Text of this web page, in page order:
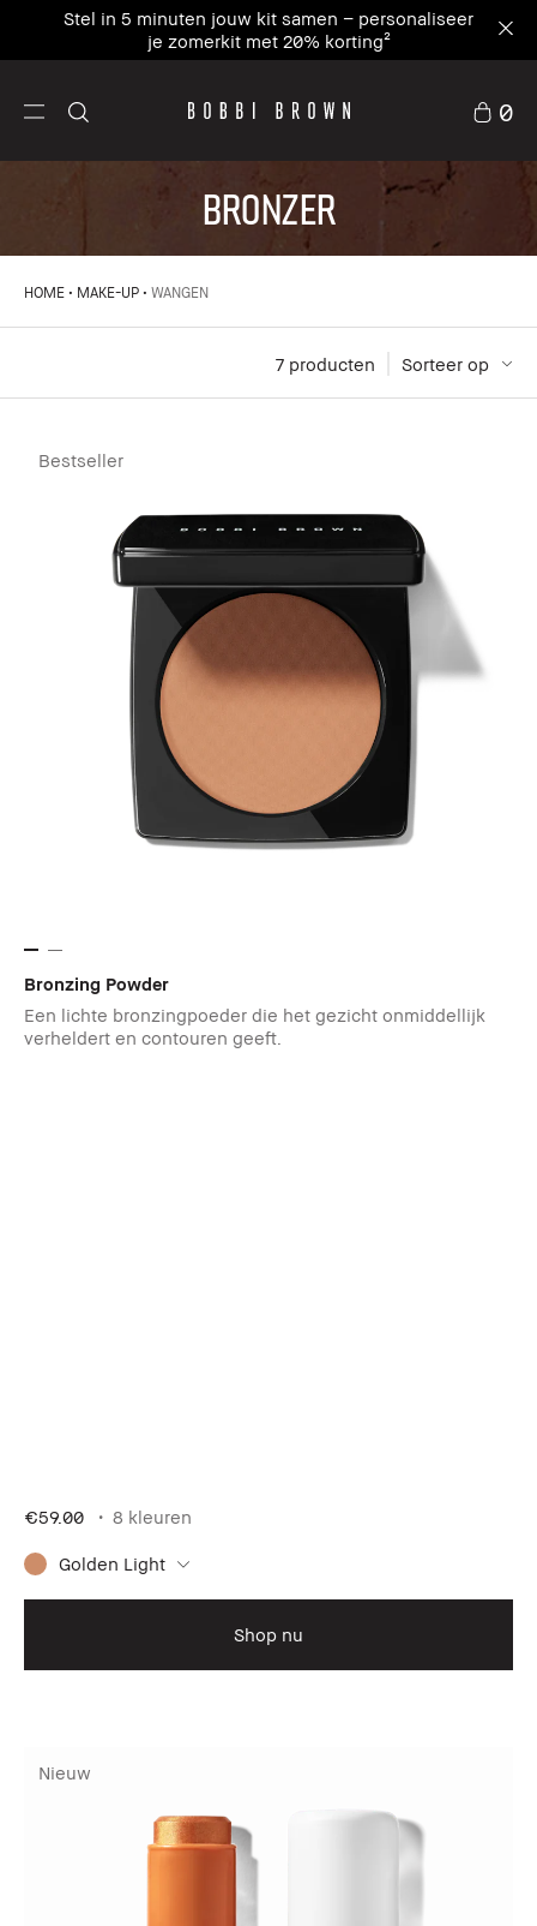
Stel in 5 minuten jouw kit samen – personaliseer
je zomerkit met 20% korting²
0
BRONZER
HOME MAKE-UP WANGEN
Sorteer op
7 producten
Bestseller
Bronzing Powder
Een lichte bronzingpoeder die het gezicht onmiddellijk
verheldert en contouren geeft.
€59.00 8 kleuren
Golden Light
Shop nu
Nieuw